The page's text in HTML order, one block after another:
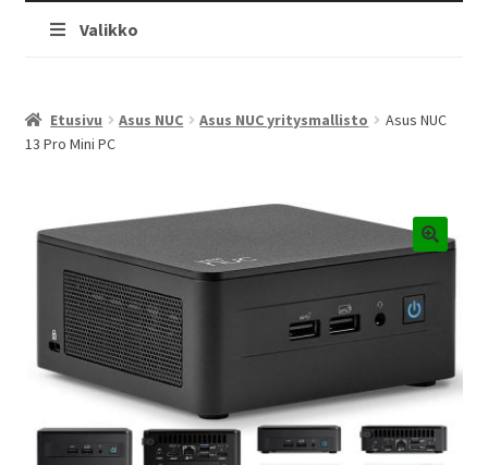
Valikko
Etusivu Asus NUC Asus NUC yritysmallisto
Asus NUC
13 Pro Mini PC